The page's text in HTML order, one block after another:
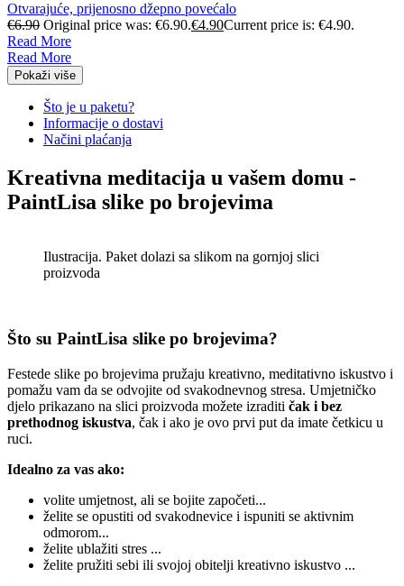
Otvarajuće, prijenosno džepno povećalo
€6.90 Original price was: €6.90.€4.90Current price is: €4.90.
Read More
Read More
Pokaži više
Što je u paketu?
Informacije o dostavi
Načini plaćanja
Kreativna meditacija u vašem domu -
PaintLisa slike po brojevima
Ilustracija. Paket dolazi sa slikom na gornjoj slici
proizvoda
Što su PaintLisa slike po brojevima?
Festede slike po brojevima pružaju kreativno, meditativno iskustvo i
pomažu vam da se odvojite od svakodnevnog stresa. Umjetničko
djelo prikazano na slici proizvoda možete izraditi čak i bez
prethodnog iskustva, čak i ako je ovo prvi put da imate četkicu u
ruci.
Idealno za vas ako:
volite umjetnost, ali se bojite započeti...
želite se opustiti od svakodnevice i ispuniti se aktivnim
odmorom...
želite ublažiti stres ...
želite pružiti sebi ili svojoj obitelji kreativno iskustvo ...